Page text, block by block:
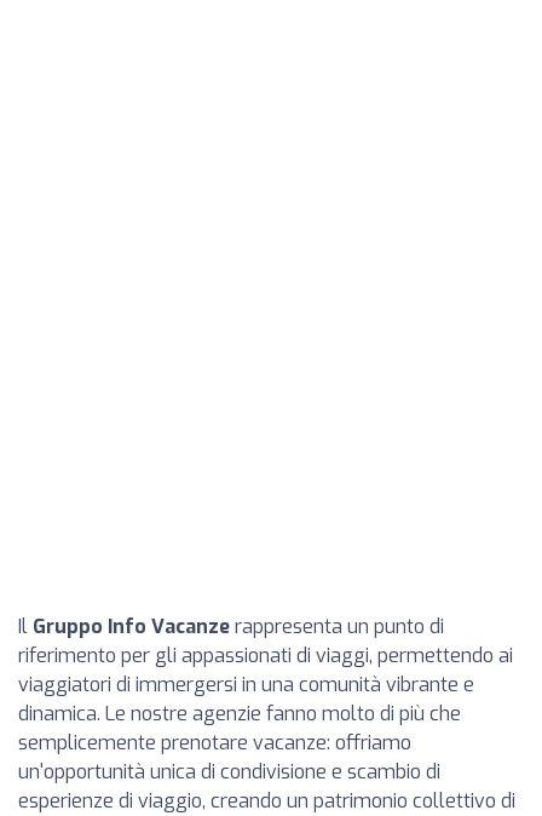
Il Gruppo Info Vacanzerappresenta un punto di
riferimento per gli appassionati di viaggi, permettendo ai
viaggiatori di immergersi in una comunità vibrante e
dinamica. Le nostre agenzie fanno molto di più che
semplicemente prenotare vacanze: offriamo
un'opportunità unica di condivisione e scambio di
esperienze di viaggio, creando un patrimonio collettivo di